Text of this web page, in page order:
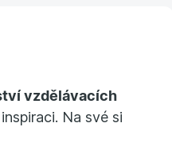
vzdělávacích
Na své si